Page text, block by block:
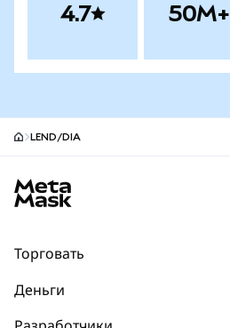
4.7 50M+
LEND/DIA
Торговать
Деньги